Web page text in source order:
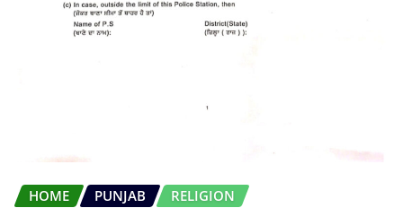
HOME PUNJAB RELIGION